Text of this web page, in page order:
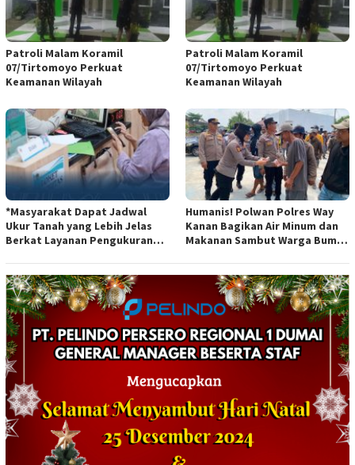
Patroli Malam Koramil
07/Tirtomoyo Perkuat
Keamanan Wilayah
Patroli Malam Koramil
07/Tirtomoyo Perkuat
Keamanan Wilayah
*Masyarakat Dapat Jadwal
Ukur Tanah yang Lebih Jelas
Berkat Layanan Pengukuran
Humanis! Polwan Polres Way
Kanan Bagikan Air Minum dan
Makanan Sambut Warga Bumi